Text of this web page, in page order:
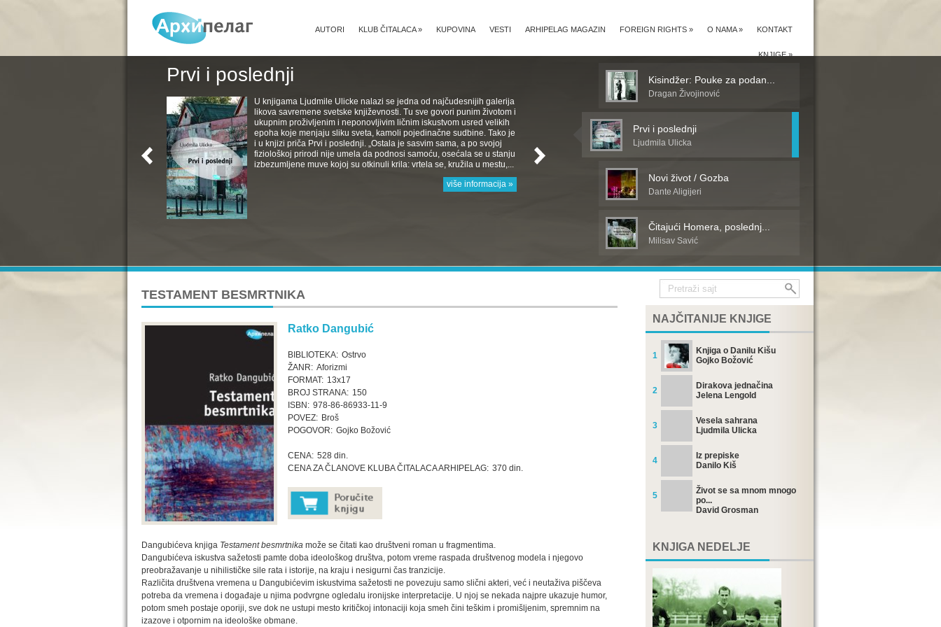
KONTAKT
O NAMA»
FOREIGN RIGHTS »
ARHIPELAG MAGAZIN
VESTI
KUPOVINA
KLUB ČITALACA»
AUTORI
KNJIGE»
Prvi i poslednji
U knjigama Ljudmile Ulicke nalazi se jedna od najčudesnijih galerija
likova savremene svetske književnosti. Tu sve govori punim životom i
ukupnim proživljenim i neponovljivim ličnim iskustvom usred velikih
epoha koje menjaju sliku sveta, kamoli pojedinačne sudbine. Tako je
i u knjizi priča Prvi i poslednji. „Ostala je sasvim sama, a po svojoj
fiziološkoj prirodi nije umela da podnosi samoću, osećala se u stanju
izbezumljene muve kojoj su otkinuli krila: vrtela se, kružila u mestu,...
više informacija »
Kisindžer: Pouke za podan...
Dragan Živojinović
Prvi i poslednji
Ljudmila Ulicka
Novi život / Gozba
Dante Aligijeri
Čitajući Homera, poslednj...
Milisav Savić
TESTAMENT BESMRTNIKA
Ratko Dangubić
BIBLIOTEKA: Ostrvo
ŽANR: Aforizmi
FORMAT: 13x17
BROJ STRANA: 150
ISBN: 978-86-86933-11-9
POVEZ: Broš
POGOVOR: Gojko Božović
CENA: 528 din.
CENA ZA ČLANOVE KLUBA ČITALACA ARHIPELAG: 370 din.
Dangubićeva knjiga Testament besmrtnika može se čitati kao društveni roman u fragmentima.
Dangubićeva iskustva sažetosti pamte doba ideološkog društva, potom vreme raspada društvenog modela i njegovo
preobražavanje u nihilističke sile rata i istorije, na kraju i nesigurni čas tranzicije.
Različita društvena vremena u Dangubićevim iskustvima sažetosti ne povezuju samo slični akteri, već i neutaživa piščeva
potreba da vremena i događaje u njima podvrgne ogledalu ironijske interpretacije. U njoj se nekada najpre ukazuje humor,
potom smeh postaje oporiji, sve dok ne ustupi mesto kritičkoj intonaciji koja smeh čini teškim i promišljenim, spremnim na
izazove i otpornim na ideološke obmane.
NAJČITANIJE KNJIGE
1
Knjiga o Danilu Kišu
Gojko Božović
2
Dirakova jednačina
Jelena Lengold
3
Vesela sahrana
Ljudmila Ulicka
4
Iz prepiske
Danilo Kiš
5
Život se sa mnom mnogo
po...
David Grosman
KNJIGA NEDELJE